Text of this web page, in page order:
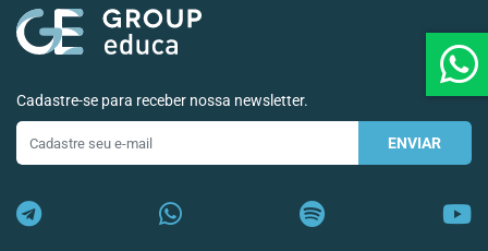
Cadastre-se para receber nossa newsletter.
ENVIAR